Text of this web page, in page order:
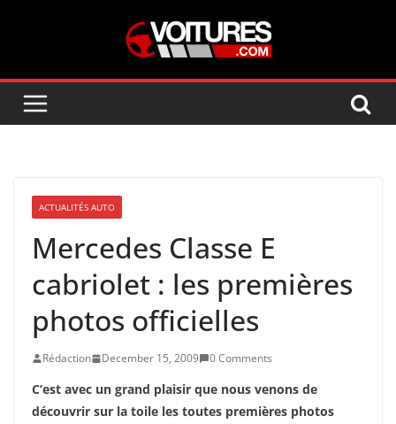
ACTUALITÉS AUTO
Mercedes Classe E
cabriolet : les premières
photos officielles
Rédaction December 15, 2009 0 Comments
C’est avec un grand plaisir que nous venons de
découvrir sur la toile les toutes premières photos